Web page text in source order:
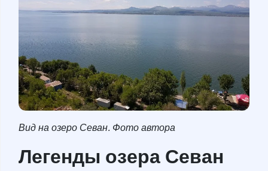
Вид на озеро Севан. Фото автора
Легенды озера Севан